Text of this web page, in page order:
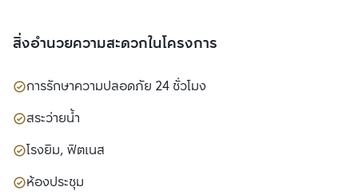
สิ่งอำนวยความสะดวกในโครงการ
การรักษาความปลอดภัย 24 ชั่วโมง
สระว่ายน้ำ
โรงยิม, ฟิตเนส
ห้องประชุม